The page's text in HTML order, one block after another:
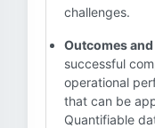
challenges.
Outcomes
successful
operational
that can be
Quantifiable